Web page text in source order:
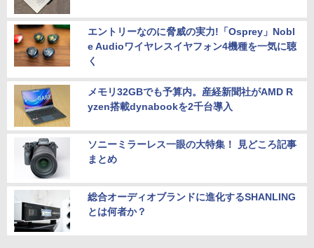
エントリーなのに脅威の実力!「Osprey」Nobl
e Audioワイヤレスイヤフォン4機種を一気に聴
く
メモリ32GBでも予算内。産経新聞社がAMD R
yzen搭載dynabookを2千台導入
ソニーミラーレス一眼の大特集！ 見どころ記事
まとめ
総合オーディオブランドに進化するSHANLING
とは何者か？